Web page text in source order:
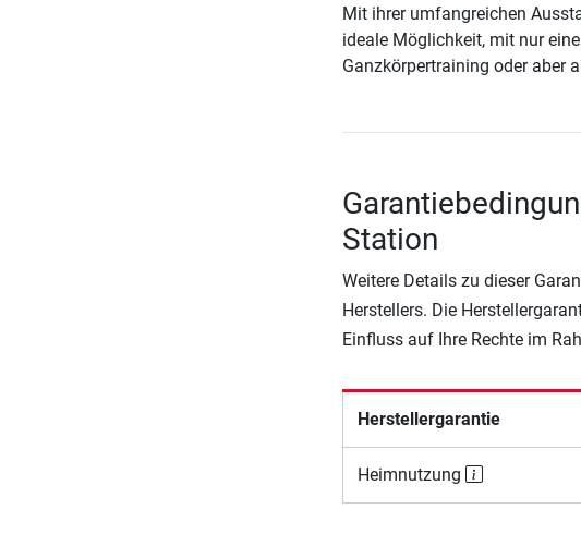
Mit ihrer umfangreichen
ideale Möglichkeit, mit nur
Ganzkörpertraining oder aber
Station
Weitere Details zu dieser
Herstellers. Die
Einfluss auf Ihre Rechte im
Herstellergarantie
Heimnutzung